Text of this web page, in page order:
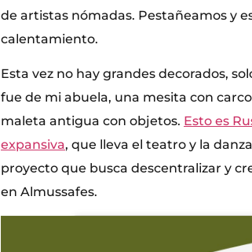
de artistas nómadas. Pestañeamos y
calentamiento.
Esta vez no hay grandes decorados,
fue de mi abuela, una mesita con
maleta antigua con objetos. Esto es
expansiva, que lleva el teatro y la
proyecto que busca descentralizar y
en Almussafes.